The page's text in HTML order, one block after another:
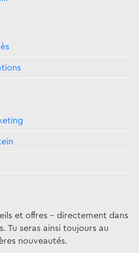
et offres - directement dans
Tu seras ainsi toujours au
nouveautés.